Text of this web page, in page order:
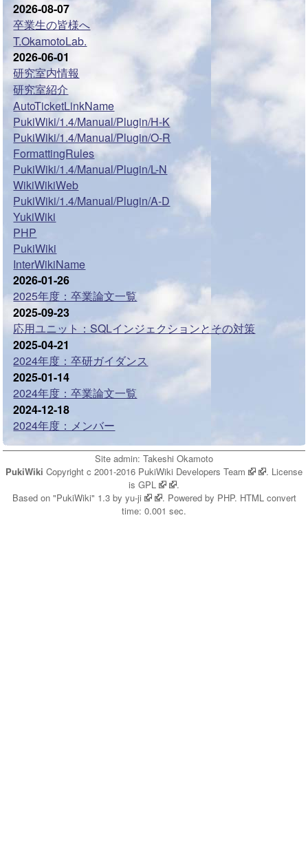
2026-08-07
卒業生の皆様へ
T.OkamotoLab.
2026-06-01
研究室内情報
研究室紹介
AutoTicketLinkName
PukiWiki/1.4/Manual/Plugin/H-K
PukiWiki/1.4/Manual/Plugin/O-R
FormattingRules
PukiWiki/1.4/Manual/Plugin/L-N
WikiWikiWeb
PukiWiki/1.4/Manual/Plugin/A-D
YukiWiki
PHP
PukiWiki
InterWikiName
2026-01-26
2025年度：卒業論文一覧
2025-09-23
応用ユニット：SQLインジェクションとその対策
2025-04-21
2024年度：卒研ガイダンス
2025-01-14
2024年度：卒業論文一覧
2024-12-18
2024年度：メンバー
Site admin: Takeshi Okamoto
PukiWiki Copyright c 2001-2016 PukiWiki Developers Team
. License
is GPL
.
Based on "PukiWiki" 1.3 by yu-ji
. Powered by PHP. HTML convert
time: 0.001 sec.